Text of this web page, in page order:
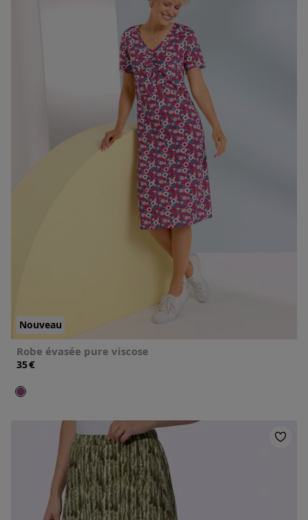
Nouveau
Robe évasée pure viscose
35€